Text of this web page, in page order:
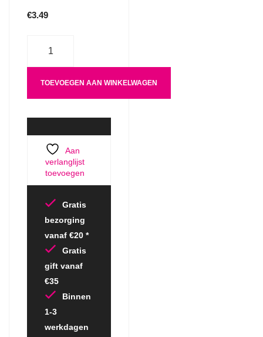
€3.49
TOEVOEGEN AAN WINKELWAGEN
Aan
verlanglijst
toevoegen
Gratis
bezorging
vanaf €20 *
Gratis
gift vanaf
€35
Binnen
1-3
werkdagen